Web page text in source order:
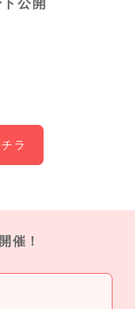
公開
ラ
催！